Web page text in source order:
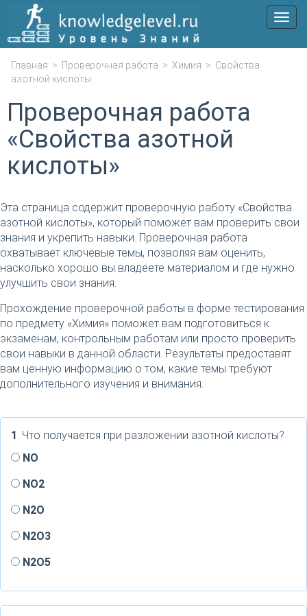
Меню
Главная > Проверочная работа > Химия > Свойства
азотной кислоты
Проверочная работа
«Свойства азотной
кислоты»
Эта страница содержит проверочную работу «Свойства
азотной кислоты», который поможет вам проверить свои
знания и укрепить навыки. Проверочная работа
охватывает ключевые темы, позволяя вам оценить,
насколько хорошо вы владеете материалом и где нужно
улучшить свои знания.
Прохождение проверочной работы в форме тестирования
по предмету «Химия» поможет вам подготовиться к
экзаменам, контрольным работам или просто проверить
свои навыки в данной области. Результаты предоставят
вам ценную информацию о том, какие темы требуют
дополнительного изучения и внимания.
1. Что получается при разложении азотной кислоты?
NO
NO2
N2O
N2O3
N2O5